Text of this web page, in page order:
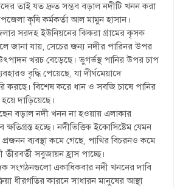
তাই যত দ্রুত সম্ভব বড়াল নদীটি খনন করা
কৃষি কর্মকর্তা আল মামুন হাসান।
সরদহ ইউনিয়নের ঝিকরা গ্রামের কৃসক
জানা যায়, সেচের জন্য নদীর পারিনর উপর
খরচ বেড়েছে। ভুগর্ভস্থ পানির উপর চাপ
বৃদ্ধি পেয়েছে, যা দীর্ঘমেয়াদে
করছে। বিশেষ করে ধান ও সবজি চাষে পানির
দাড়িয়েছে।
বড়াল নদী খনন না হওয়ায় এলাকার
ক্ষতিগ্রস্ত হচ্ছে। নদীভিত্তিক ইকোসিষ্টেম যেমন
প্রজনন ব্যবস্থা কমে গেছে, পাখির বিচরনও কমে
সবুজায়ন হ্রাস পাচ্ছে।
সংগঠনগুলো একাধিকবার নদী খননের দাবি
ধীরগতির কারনে সাধারন মানুষের আস্থা